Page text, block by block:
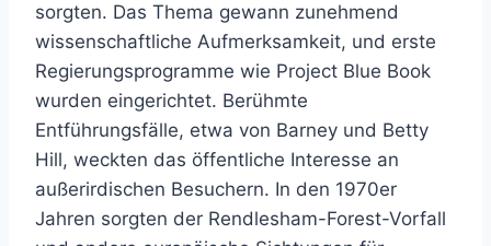
sorgten. Das Thema gewann zunehmend
wissenschaftliche Aufmerksamkeit, und erste
Regierungsprogramme wie Project Blue Book
wurden eingerichtet. Berühmte
Entführungsfälle, etwa von Barney und Betty
Hill, weckten das öffentliche Interesse an
außerirdischen Besuchern. In den 1970er
Jahren sorgten der Rendlesham-Forest-Vorfall